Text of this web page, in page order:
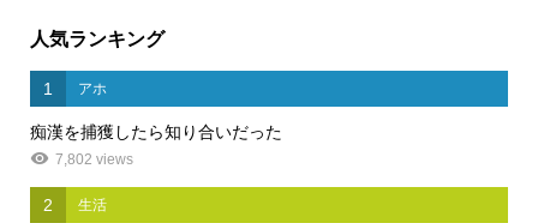
人気ランキング
1 アホ
痴漢を捕獲したら知り合いだった
7,802 views
2 生活